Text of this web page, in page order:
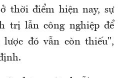
thời điểm hiện nay, sự
trị lẫn công nghiệp để
đó vẫn còn thiếu",